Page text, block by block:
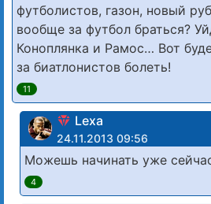
футболистов, газон, новый
вообще за футбол браться?
Коноплянка и Рамос… Вот
за биатлонистов болеть!
11
Lexa
24.11.2013 09:56
Можешь начинать уже
4